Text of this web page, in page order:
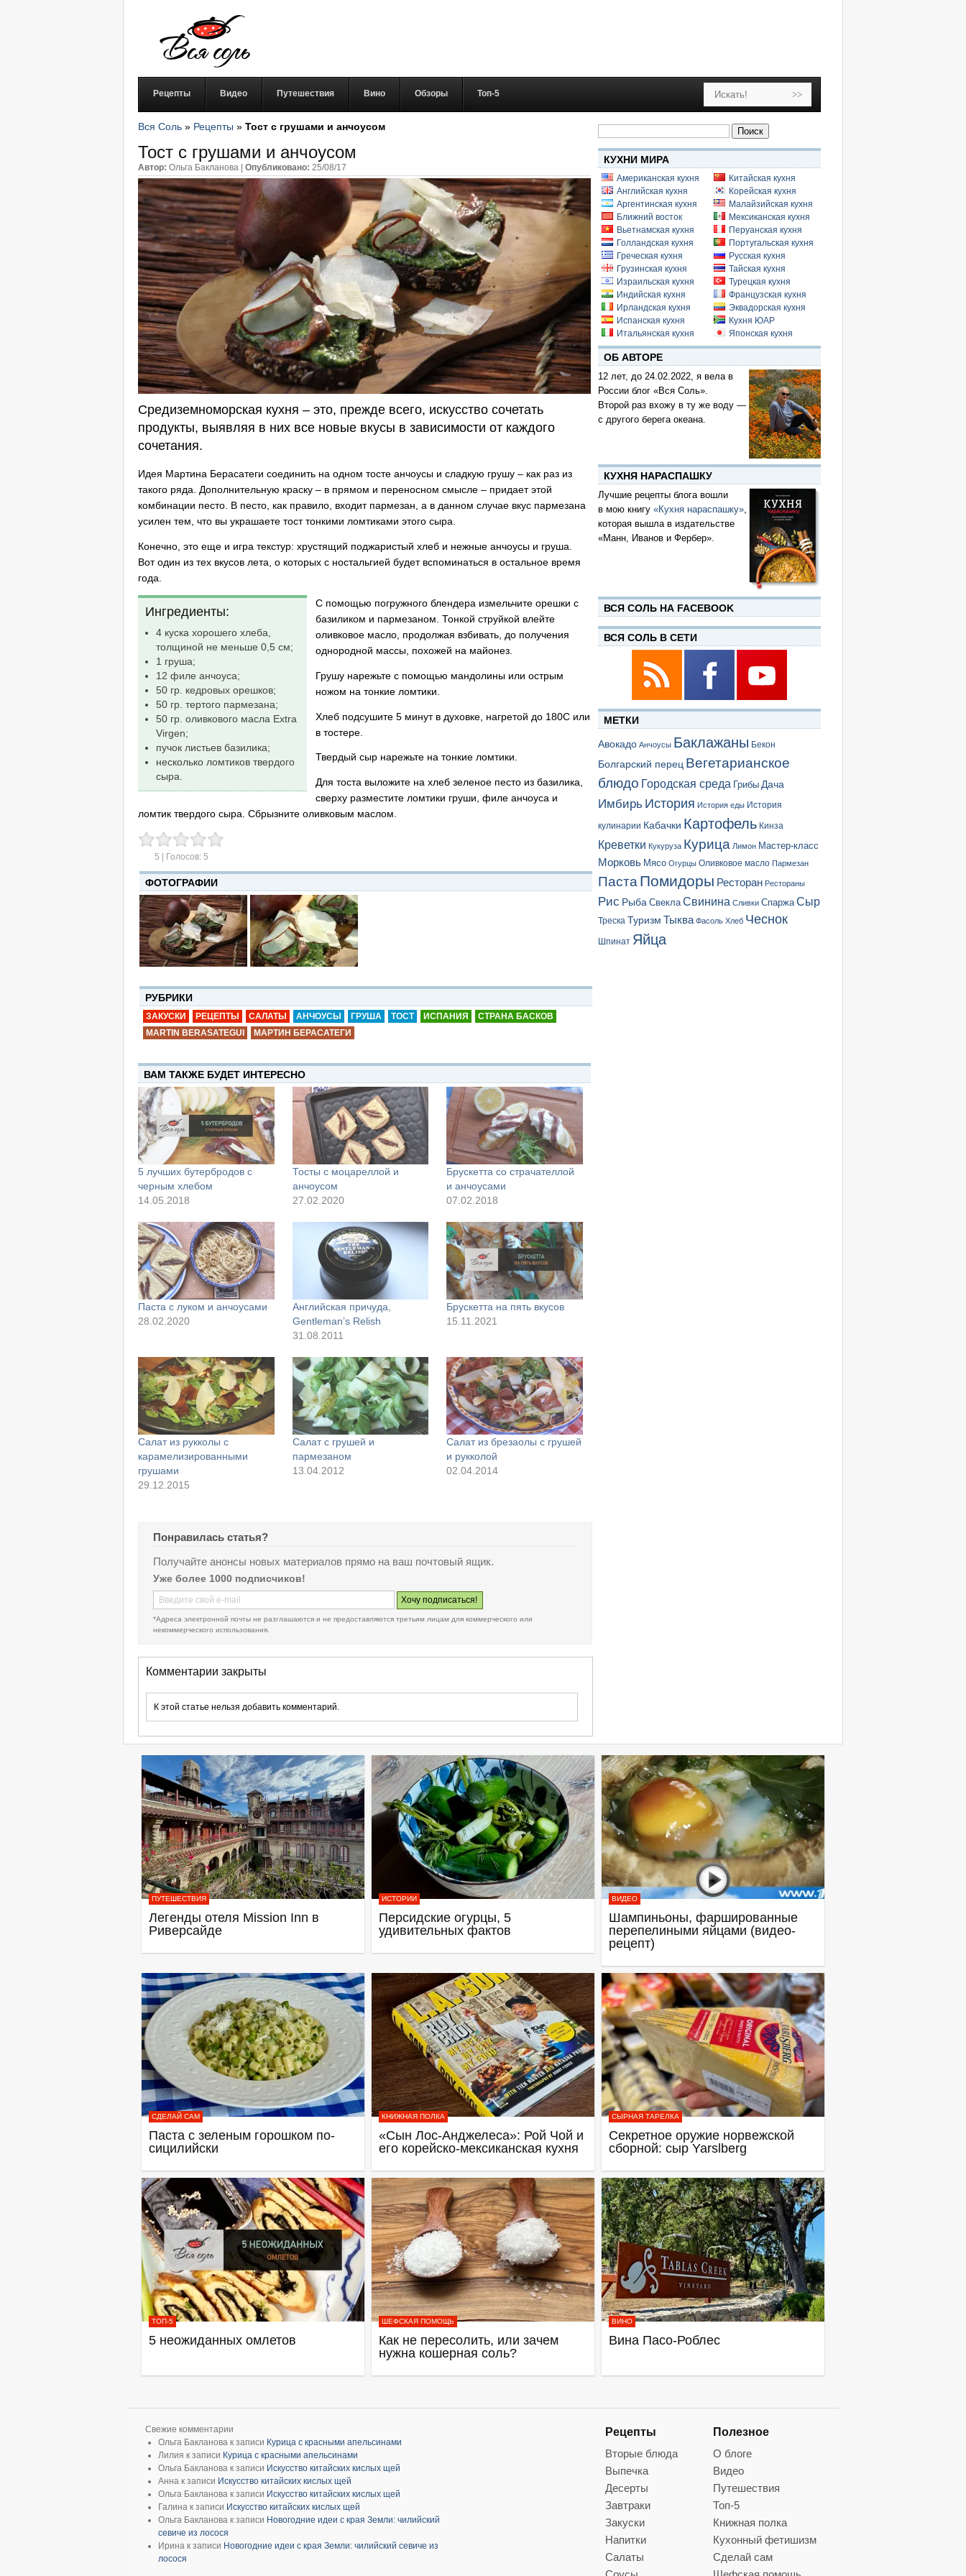
Рецепты Видео Путешествия Вино Обзоры Топ-5
Вся Соль » Рецепты » Тост с грушами и анчоусом
Тост с грушами и анчоусом
Автор: Ольга Бакланова | Опубликовано: 25/08/17
Средиземноморская кухня – это, прежде всего, искусство сочетать
продукты, выявляя в них все новые вкусы в зависимости от каждого
сочетания.
Идея Мартина Берасатеги соединить на одном тосте анчоусы и сладкую грушу – как раз из
такого ряда. Дополнительную краску – в прямом и переносном смысле – придает этой
комбинации песто. В песто, как правило, входит пармезан, а в данном случае вкус пармезана
усилен тем, что вы украшаете тост тонкими ломтиками этого сыра.
Конечно, это еще и игра текстур: хрустящий поджаристый хлеб и нежные анчоусы и груша.
Вот один из тех вкусов лета, о которых с ностальгией будет вспоминаться в остальное время
года.
Ингредиенты:
4 куска хорошего хлеба,
толщиной не меньше 0,5 см;
1 груша;
12 филе анчоуса;
50 гр. кедровых орешков;
50 гр. тертого пармезана;
50 гр. оливкового масла Extra
Virgen;
пучок листьев базилика;
несколько ломтиков твердого
сыра.
С помощью погружного блендера измельчите орешки с
базиликом и пармезаном. Тонкой струйкой влейте
оливковое масло, продолжая взбивать, до получения
однородной массы, похожей на майонез.
Грушу нарежьте с помощью мандолины или острым
ножом на тонкие ломтики.
Хлеб подсушите 5 минут в духовке, нагретой до 180С или
в тостере.
Твердый сыр нарежьте на тонкие ломтики.
Для тоста выложите на хлеб зеленое песто из базилика,
сверху разместите ломтики груши, филе анчоуса и
ломтик твердого сыра. Сбрызните оливковым маслом.
5 | Голосов: 5
ФОТОГРАФИИ
РУБРИКИ
ЗАКУСКИ РЕЦЕПТЫ САЛАТЫ АНЧОУСЫ ГРУША ТОСТ ИСПАНИЯ
СТРАНА БАСКОВ
MARTIN BERASATEGUI
МАРТИН БЕРАСАТЕГИ
ВАМ ТАКЖЕ БУДЕТ ИНТЕРЕСНО
5 лучших бутербродов с
черным хлебом
14.05.2018
Тосты с моцареллой и
анчоусом
27.02.2020
Брускетта со страчателлой
и анчоусами
07.02.2018
Паста с луком и анчоусами
28.02.2020
Английская причуда,
Gentleman’s Relish
31.08.2011
Брускетта на пять вкусов
15.11.2021
Салат из рукколы с
карамелизированными
грушами
29.12.2015
Салат с грушей и
пармезаном
13.04.2012
Салат из брезаолы с грушей
и рукколой
02.04.2014
Понравилась статья?
Получайте анонсы новых материалов прямо на ваш почтовый ящик.
Уже более 1000 подписчиков!
*Адреса электронной почты не разглашаются и не предоставляются третьим лицам для коммерческого или
некоммерческого использования.
Комментарии закрыты
К этой статье нельзя добавить комментарий.
Найти:
КУХНИ МИРА
Американская кухня
Английская кухня
Аргентинская кухня
Ближний восток
Вьетнамская кухня
Голландская кухня
Греческая кухня
Грузинская кухня
Израильская кухня
Индийская кухня
Ирландская кухня
Испанская кухня
Итальянская кухня
Китайская кухня
Корейская кухня
Малайзийская кухня
Мексиканская кухня
Перуанская кухня
Португальская кухня
Русская кухня
Тайская кухня
Турецкая кухня
Французская кухня
Эквадорская кухня
Кухня ЮАР
Японская кухня
ОБ АВТОРЕ
12 лет, до 24.02.2022, я вела в
России блог «Вся Соль».
Второй раз вхожу в ту же воду —
с другого берега океана.
КУХНЯ НАРАСПАШКУ
Лучшие рецепты блога вошли
в мою книгу «Кухня нараспашку»,
которая вышла в издательстве
«Манн, Иванов и Фербер».
ВСЯ СОЛЬ НА FACEBOOK
ВСЯ СОЛЬ В СЕТИ
МЕТКИ
Авокадо Анчоусы Баклажаны Бекон
Болгарский перец Вегетарианское
блюдо Городская среда Грибы Дача
Имбирь История История еды История
кулинарии Кабачки Картофель Кинза
Креветки Кукуруза Курица Лимон Мастер-класс
Морковь Мясо Огурцы Оливковое масло Пармезан
ПастаПомидоры Ресторан Рестораны
Рис Рыба Свекла Свинина Сливки Спаржа Сыр
Треска Туризм Тыква Фасоль Хлеб Чеснок
Шпинат Яйца
ПУТЕШЕСТВИЯ
Легенды отеля Mission Inn в
Риверсайде
ИСТОРИИ
Персидские огурцы, 5
удивительных фактов
ВИДЕО
Шампиньоны, фаршированные
перепелиными яйцами (видео-
рецепт)
СДЕЛАЙ САМ
Паста с зеленым горошком по-
сицилийски
КНИЖНАЯ ПОЛКА
«Сын Лос-Анджелеса»: Рой Чой и
его корейско-мексиканская кухня
СЫРНАЯ ТАРЕЛКА
Секретное оружие норвежской
сборной: сыр Yarslberg
ТОП-5
5 неожиданных омлетов
ШЕФСКАЯ ПОМОЩЬ
Как не пересолить, или зачем
нужна кошерная соль?
ВИНО
Вина Пасо-Роблес
Свежие комментарии
Ольга Бакланова к записи Курица с красными апельсинами
Лилия к записи Курица с красными апельсинами
Ольга Бакланова к записи Искусство китайских кислых щей
Анна к записи Искусство китайских кислых щей
Ольга Бакланова к записи Искусство китайских кислых щей
Галина к записи Искусство китайских кислых щей
Ольга Бакланова к записи Новогодние идеи с края Земли: чилийский
севиче из лосося
Ирина к записи Новогодние идеи с края Земли: чилийский севиче из
лосося
Рецепты
Вторые блюда
Выпечка
Десерты
Завтраки
Закуски
Напитки
Салаты
Полезное
О блоге
Видео
Путешествия
Топ-5
Книжная полка
Кухонный фетишизм
Сделай сам